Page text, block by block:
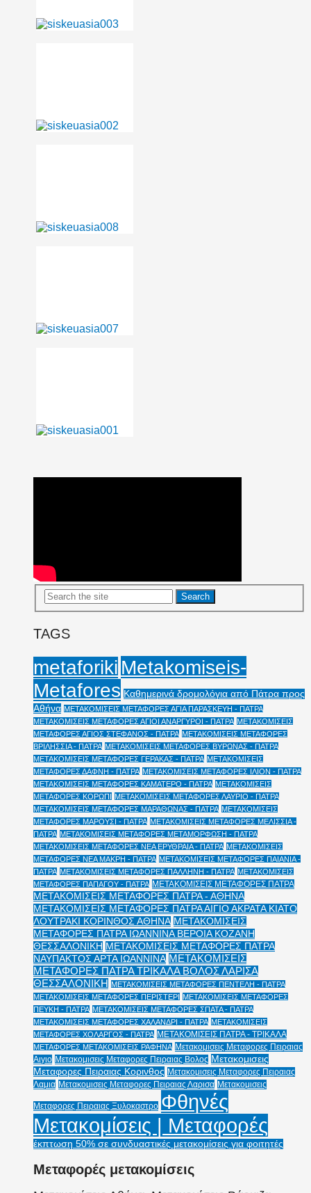
TAGS
metaforiki Metakomiseis-
Metafores Καθημερινά δρομολόγια από Πάτρα προς
Αθήνα ΜΕΤΑΚΟΜΙΣΕΙΣ ΜΕΤΑΦΟΡΕΣ ΑΓΙΑ ΠΑΡΑΣΚΕΥΗ - ΠΑΤΡΑ
ΜΕΤΑΚΟΜΙΣΕΙΣ ΜΕΤΑΦΟΡΕΣ ΑΓΙΟΙ ΑΝΑΡΓΥΡΟΙ - ΠΑΤΡΑ ΜΕΤΑΚΟΜΙΣΕΙΣ
ΜΕΤΑΦΟΡΕΣ ΑΓΙΟΣ ΣΤΕΦΑΝΟΣ - ΠΑΤΡΑ ΜΕΤΑΚΟΜΙΣΕΙΣ ΜΕΤΑΦΟΡΕΣ
ΒΡΙΛΗΣΣΙΑ - ΠΑΤΡΑ ΜΕΤΑΚΟΜΙΣΕΙΣ ΜΕΤΑΦΟΡΕΣ ΒΥΡΩΝΑΣ - ΠΑΤΡΑ
ΜΕΤΑΚΟΜΙΣΕΙΣ ΜΕΤΑΦΟΡΕΣ ΓΕΡΑΚΑΣ - ΠΑΤΡΑ ΜΕΤΑΚΟΜΙΣΕΙΣ
ΜΕΤΑΦΟΡΕΣ ΔΑΦΝΗ - ΠΑΤΡΑ ΜΕΤΑΚΟΜΙΣΕΙΣ ΜΕΤΑΦΟΡΕΣ ΙΛΙΟΝ - ΠΑΤΡΑ
ΜΕΤΑΚΟΜΙΣΕΙΣ ΜΕΤΑΦΟΡΕΣ ΚΑΜΑΤΕΡΟ - ΠΑΤΡΑ ΜΕΤΑΚΟΜΙΣΕΙΣ
ΜΕΤΑΦΟΡΕΣ ΚΟΡΩΠΙ ΜΕΤΑΚΟΜΙΣΕΙΣ ΜΕΤΑΦΟΡΕΣ ΛΑΥΡΙΟ - ΠΑΤΡΑ
ΜΕΤΑΚΟΜΙΣΕΙΣ ΜΕΤΑΦΟΡΕΣ ΜΑΡΑΘΩΝΑΣ - ΠΑΤΡΑ ΜΕΤΑΚΟΜΙΣΕΙΣ
ΜΕΤΑΦΟΡΕΣ ΜΑΡΟΥΣΙ - ΠΑΤΡΑ ΜΕΤΑΚΟΜΙΣΕΙΣ ΜΕΤΑΦΟΡΕΣ ΜΕΛΙΣΣΙΑ -
ΠΑΤΡΑ ΜΕΤΑΚΟΜΙΣΕΙΣ ΜΕΤΑΦΟΡΕΣ ΜΕΤΑΜΟΡΦΩΣΗ - ΠΑΤΡΑ
ΜΕΤΑΚΟΜΙΣΕΙΣ ΜΕΤΑΦΟΡΕΣ ΝΕΑ ΕΡΥΘΡΑΙΑ - ΠΑΤΡΑ ΜΕΤΑΚΟΜΙΣΕΙΣ
ΜΕΤΑΦΟΡΕΣ ΝΕΑ ΜΑΚΡΗ - ΠΑΤΡΑ ΜΕΤΑΚΟΜΙΣΕΙΣ ΜΕΤΑΦΟΡΕΣ ΠΑΙΑΝΙΑ -
ΠΑΤΡΑ ΜΕΤΑΚΟΜΙΣΕΙΣ ΜΕΤΑΦΟΡΕΣ ΠΑΛΛΗΝΗ - ΠΑΤΡΑ ΜΕΤΑΚΟΜΙΣΕΙΣ
ΜΕΤΑΦΟΡΕΣ ΠΑΠΑΓΟΥ - ΠΑΤΡΑ ΜΕΤΑΚΟΜΙΣΕΙΣ ΜΕΤΑΦΟΡΕΣ ΠΑΤΡΑ
ΜΕΤΑΚΟΜΙΣΕΙΣ ΜΕΤΑΦΟΡΕΣ ΠΑΤΡΑ - ΑΘΗΝΑ
ΜΕΤΑΚΟΜΙΣΕΙΣ ΜΕΤΑΦΟΡΕΣ ΠΑΤΡΑ ΑΙΓΙΟ ΑΚΡΑΤΑ ΚΙΑΤΟ
ΛΟΥΤΡΑΚΙ ΚΟΡΙΝΘΟΣ ΑΘΗΝΑ ΜΕΤΑΚΟΜΙΣΕΙΣ
ΜΕΤΑΦΟΡΕΣ ΠΑΤΡΑ ΙΩΑΝΝΙΝΑ ΒΕΡΟΙΑ ΚΟΖΑΝΗ
ΘΕΣΣΑΛΟΝΙΚΗ ΜΕΤΑΚΟΜΙΣΕΙΣ ΜΕΤΑΦΟΡΕΣ ΠΑΤΡΑ
ΝΑΥΠΑΚΤΟΣ ΑΡΤΑ ΙΩΑΝΝΙΝΑ ΜΕΤΑΚΟΜΙΣΕΙΣ
ΜΕΤΑΦΟΡΕΣ ΠΑΤΡΑ ΤΡΙΚΑΛΑ ΒΟΛΟΣ ΛΑΡΙΣΑ
ΘΕΣΣΑΛΟΝΙΚΗ ΜΕΤΑΚΟΜΙΣΕΙΣ ΜΕΤΑΦΟΡΕΣ ΠΕΝΤΕΛΗ - ΠΑΤΡΑ
ΜΕΤΑΚΟΜΙΣΕΙΣ ΜΕΤΑΦΟΡΕΣ ΠΕΡΙΣΤΕΡΙ ΜΕΤΑΚΟΜΙΣΕΙΣ ΜΕΤΑΦΟΡΕΣ
ΠΕΥΚΗ - ΠΑΤΡΑ ΜΕΤΑΚΟΜΙΣΕΙΣ ΜΕΤΑΦΟΡΕΣ ΣΠΑΤΑ - ΠΑΤΡΑ
ΜΕΤΑΚΟΜΙΣΕΙΣ ΜΕΤΑΦΟΡΕΣ ΧΑΛΑΝΔΡΙ - ΠΑΤΡΑ ΜΕΤΑΚΟΜΙΣΕΙΣ
ΜΕΤΑΦΟΡΕΣ ΧΟΛΑΡΓΟΣ - ΠΑΤΡΑ ΜΕΤΑΚΟΜΙΣΕΙΣ ΠΑΤΡΑ - ΤΡΙΚΑΛΑ
ΜΕΤΑΦΟΡΕΣ ΜΕΤΑΚΟΜΙΣΕΙΣ ΡΑΦΗΝΑ Μετακομισεις Μεταφορες Πειραιας
Αιγιο Μετακομισεις Μεταφορες Πειραιας Βολος Μετακομισεις
Μεταφορες Πειραιας Κορινθος Μετακομισεις Μεταφορες Πειραιας
Λαμια Μετακομισεις Μεταφορες Πειραιας Λαρισα Μετακομισεις
Μεταφορες Πειραιας Ξυλοκαστρο Φθηνές
Μετακομίσεις | Μεταφορές
έκπτωση 50% σε συνδυαστικές μετακομίσεις για φοιτητές
Μεταφορές μετακομίσεις